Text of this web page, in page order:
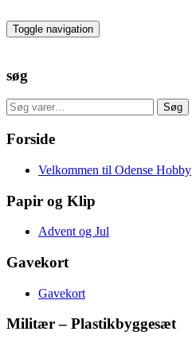
to
the
Toggle navigation
søg
Søg
efter:
Søg
Forside
Velkommen til Odense Hobby
Papir og Klip
Advent og Jul
Gavekort
Gavekort
Militær – Plastikbyggesæt